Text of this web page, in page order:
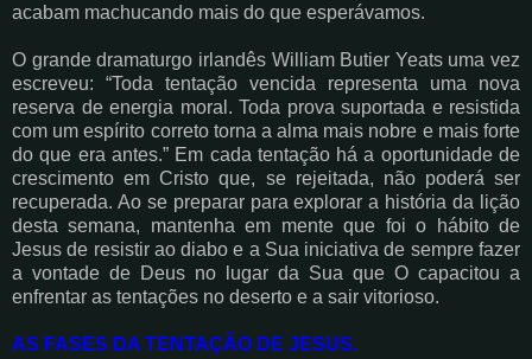
acabam machucando mais do que esperávamos.
O grande dramaturgo irlandês William Butier Yeats uma vez
escreveu: “Toda tentação vencida representa uma nova
reserva de energia moral. Toda prova suportada e resistida
com um espírito correto torna a alma mais nobre e mais forte
do que era antes.” Em cada tentação há a oportunidade de
crescimento em Cristo que, se rejeitada, não poderá ser
recuperada. Ao se preparar para explorar a história da lição
desta semana, mantenha em mente que foi o hábito de
Jesus de resistir ao diabo e a Sua iniciativa de sempre fazer
a vontade de Deus no lugar da Sua que O capacitou a
enfrentar as tentações no deserto e a sair vitorioso.
AS FASES DA TENTAÇÃO DE JESUS.